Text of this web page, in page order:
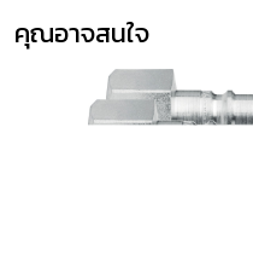
คุณอาจสนใจ